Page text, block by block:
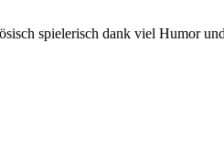
spielerisch dank viel Humor